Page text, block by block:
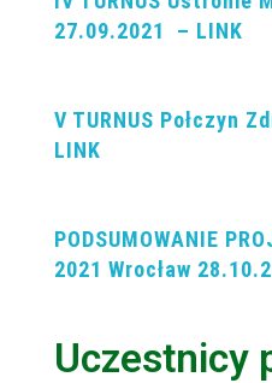
27.09.2021 – LINK
V TURNUS Połczyn
LINK
PODSUMOWANIE
2021 Wrocław 28
Uczestnicy